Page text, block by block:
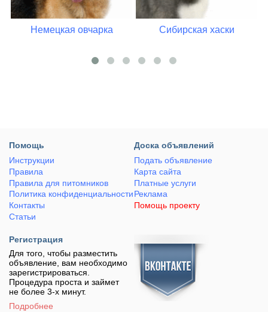
Немецкая овчарка Сибирская хаски
Помощь
Инструкции
Правила
Правила для питомников
Политика конфиденциальности
Контакты
Статьи
Доска объявлений
Подать объявление
Карта сайта
Платные услуги
Реклама
Помощь проекту
Регистрация
Для того, чтобы разместить
объявление, вам необходимо
зарегистрироваться.
Процедура проста и займет
не более 3-х минут.
Подробнее